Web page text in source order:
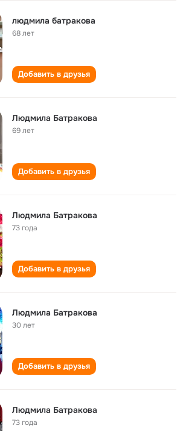
людмила батракова
68 лет
Добавить в друзья
Людмила Батракова
69 лет
Добавить в друзья
Людмила Батракова
73 года
Добавить в друзья
Людмила Батракова
30 лет
Добавить в друзья
Людмила Батракова
73 года